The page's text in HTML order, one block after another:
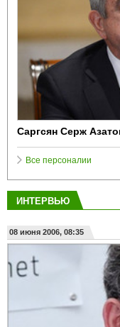
Саргсян Серж
Все персоналии
ИНТЕРВЬЮ
08 июня 2006, 08:35